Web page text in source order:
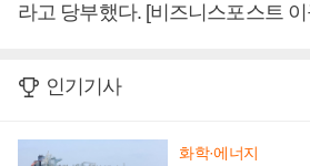
라고 당부했다. [비즈니스포스트
인기기사
화학·에너지